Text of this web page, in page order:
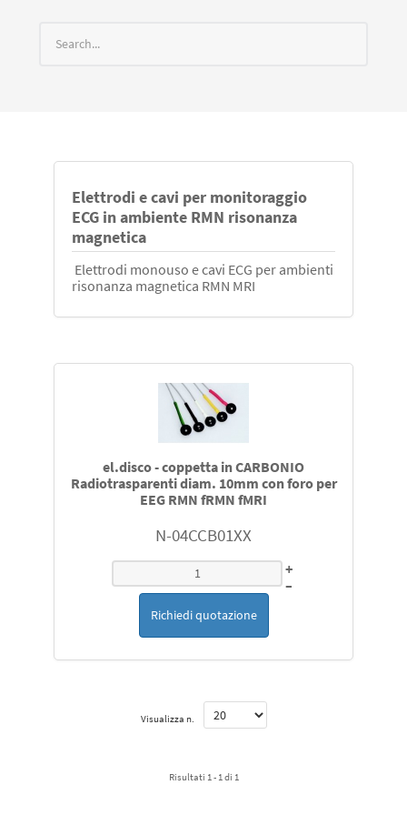
Elettrodi e cavi per monitoraggio
ECG in ambiente RMN risonanza
magnetica
Elettrodi monouso e cavi ECG per ambienti
risonanza magnetica RMN MRI
el.disco - coppetta in CARBONIO
Radiotrasparenti diam. 10mm con foro per
EEG RMN fRMN fMRI
N-04CCB01XX
+
–
Richiedi quotazione
Visualizza n.
Risultati 1 - 1 di 1